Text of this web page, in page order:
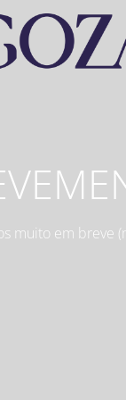
muito em breve